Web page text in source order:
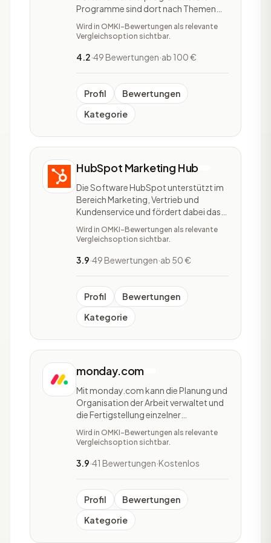
Programme sind dort nach Themen
wie Reise, Ernährung, Tierwelt und
Kreditkarten geordnet. Auch nach
auswählen. Das Portal stellt prominent
heraus. Zu den einzelnen Pr
Wird in OMKI-Bewertungen als relevante
Vergleichsoption sichtbar.
4.2·49 Bewertungen·ab 100 €
Profil
Bewertungen
Kategorie
HubSpot Marketing Hub
Die Software HubSpot unterstützt im
Bereich Marketing, Vertrieb und
Kundenservice und fördert dabei das
Wachstum eines Unternehmens.
HubSpot ist in fünf Softwares
HubSpot Sales Hub, HubSpot Service
Operations Hub. Bei der Marketing
Wird in OMKI-Bewertungen als relevante
Vergleichsoption sichtbar.
3.9·49 Bewertungen·ab 50 €
Profil
Bewertungen
Kategorie
monday.com
Mit monday.com kann die Planung und
Organisation der Arbeit verwaltet und
die Fertigstellung einzelner
Arbeitsschritte diverser Teams
verfolgt werden. Unternehmen haben
eigenen Anwendungen und
aufzustellen. Monday.com ist eine
Cloud-basi
Wird in OMKI-Bewertungen als relevante
Vergleichsoption sichtbar.
3.9·41 Bewertungen·Kostenlos
Profil
Bewertungen
Kategorie